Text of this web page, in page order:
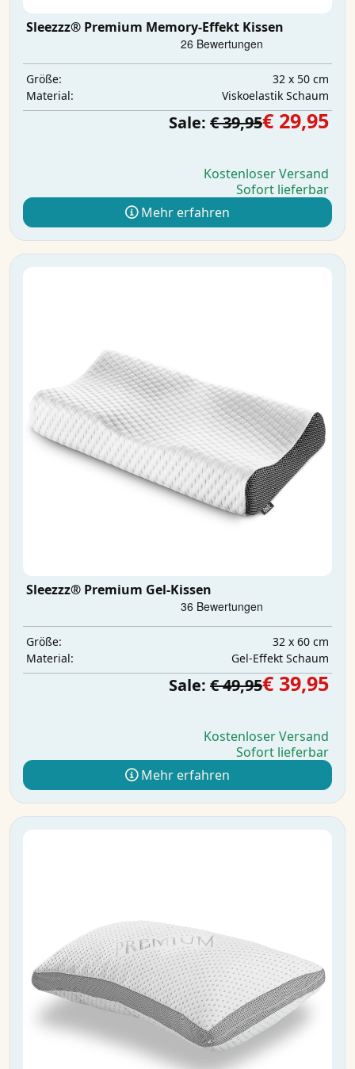
Sleezzz® Premium Memory-Effekt Kissen
Größe:
32 x 50 cm
Material:
Viskoelastik Schaum
Sale: € 39,95€ 29,95
Kostenloser Versand
Sofort lieferbar
Mehr erfahren
Sleezzz® Premium Gel-Kissen
Größe:
32 x 60 cm
Material:
Gel-Effekt Schaum
Sale: € 49,95€ 39,95
Kostenloser Versand
Sofort lieferbar
Mehr erfahren